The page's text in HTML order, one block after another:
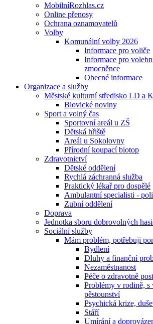
MobilníRozhlas.cz
Online přenosy
Ochrana oznamovatelů
Volby
Komunální volby 2026
Informace pro voliče
Informace pro
zmocněnce
Obecné informace
Organizace a služby
Městské kulturní středisko LD a
Blovické noviny
Sport a volný čas
Sportovní areál u ZŠ
Dětská hřiště
Areál u Sokolovny
Přírodní koupací biotop
Zdravotnictví
Dětské oddělení
Rychlá záchranná služba
Praktický lékař pro dospělé
Ambulantní specialisti -
Zubní oddělení
Doprava
Jednotka sboru dobrovolných
Sociální služby
Mám problém, potřebuji
Bydlení
Dluhy a finanční
Nezaměstnanost
Péče o zdravotně
Problémy v rodině, s
pěstounství
Psychická krize,
Stáří
Umírání a